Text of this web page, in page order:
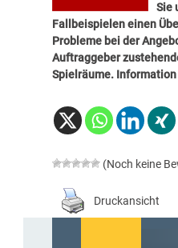
Sie
Fallbeispielen einen
Probleme bei der
Auftraggeber
Spielräume. Information
(Noch keine
Druckansicht